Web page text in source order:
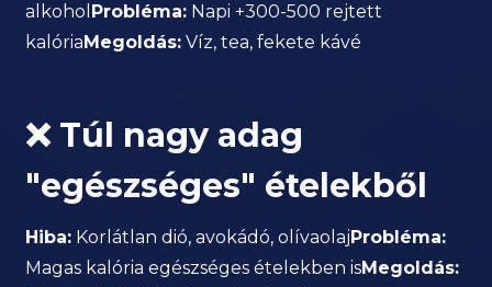
alkohol Probléma: Napi +300-500 rejtett
kalóriaMegoldás: Víz, tea, fekete kávé
❌ Túl nagy adag
"egészséges" ételekből
Hiba: Korlátlan dió, avokádó, olívaolajProbléma:
Magas kalória egészséges ételekben isMegoldás: